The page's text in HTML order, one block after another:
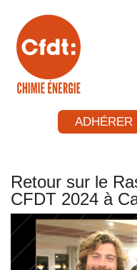
ADHÉRER
Retour sur le
CFDT 2024 à